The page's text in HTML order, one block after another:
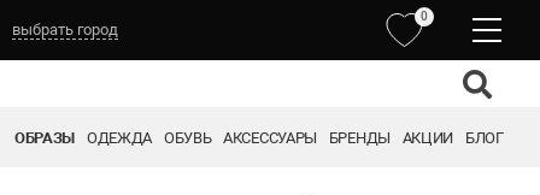
выбрать город
0
ОБРАЗЫ ОДЕЖДА ОБУВЬ АКСЕССУАРЫ БРЕНДЫ АКЦИИ БЛОГ